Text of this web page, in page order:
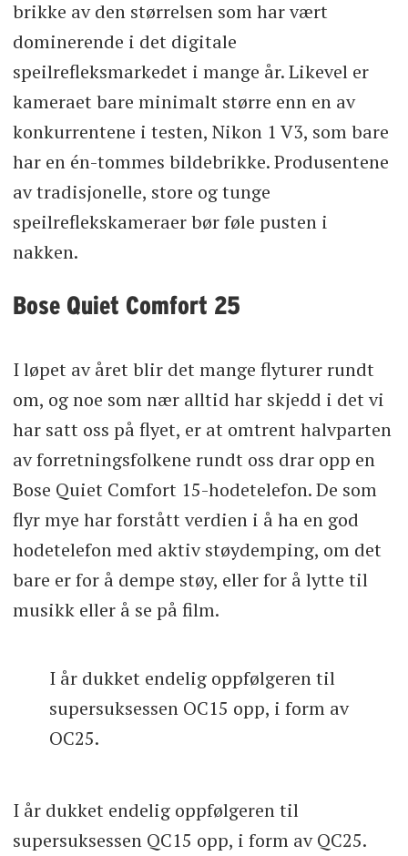
brikke av den størrelsen som har vært
dominerende i det digitale
speilrefleksmarkedet i mange år. Likevel er
kameraet bare minimalt større enn en av
konkurrentene i testen, Nikon 1 V3, som bare
har en én-tommes bildebrikke. Produsentene
av tradisjonelle, store og tunge
speilreflekskameraer bør føle pusten i
nakken.
Bose Quiet Comfort 25
I løpet av året blir det mange flyturer rundt
om, og noe som nær alltid har skjedd i det vi
har satt oss på flyet, er at omtrent halvparten
av forretningsfolkene rundt oss drar opp en
Bose Quiet Comfort 15-hodetelefon. De som
flyr mye har forstått verdien i å ha en god
hodetelefon med aktiv støydemping, om det
bare er for å dempe støy, eller for å lytte til
musikk eller å se på film.
I år dukket endelig oppfølgeren til
supersuksessen OC15 opp, i form av
OC25.
I år dukket endelig oppfølgeren til
supersuksessen QC15 opp, i form av QC25.